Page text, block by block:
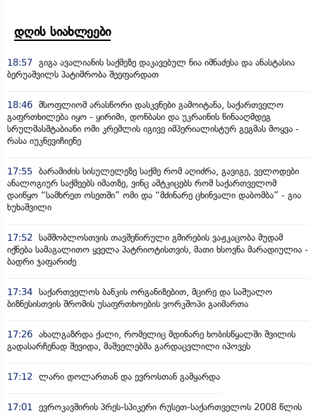
დღის სიახლეები
18:57 გიგა ავალიანის საქმეზე დაკავებულ ნია იმნაძესა და ანასტასია
ბერუაშვილს პატიმრობა შეეფარდათ
18:46 მსოფლიომ არასწორი დასკვნები გამოიტანა, საქართველო
გაფრთხილება იყო - ყირიმი, დონბასი და უკრაინის წინააღმდეგ
სრულმასშტაბიანი ომი კრემლის იგივე იმპერიალისტურ გეგმას მოყვა -
რასა იუკნევიჩიენე
17:55 ბარამიძის სისულელეზე საქმე რომ აღიძრა, გავიგე, ველოდები
ანალოგიურ საქმეებს იმათზე, ვინც ამტკიცებს რომ საქართველომ
დაიწყო “სამხრეთ ოსეთში” ომი და “მძინარე ცხინვალი დაბომბა” - გია
ხუხაშვილი
17:52
სამშობლოსთვის თავშეწირული გმირების ვაჟკაცობა მუდამ
იქნება სამაგალითო ყველა პატრიოტისთვის, მათი ხსოვნა მარადიულია -
ბადრი ჯაფარიძე
17:34 საქართველოს ბანკის ორგანიზებით, მცირე და საშუალო
ბიზნესისთვის შრომის უსაფრთხოების ვორკშოპი გაიმართა
17:26 ახალგაზრდა ქალი, რომელიც მდინარე ხობისწყალში შვილის
გადასარჩენად შევიდა, მაშველებმა გარდაცვლილი იპოვეს
17:12 ლარი დოლართან და ევროსთან გამყარდა
17:01
ევროკავშირის პრეს-სპიკერი რუსეთ-საქართველოს 2008 წლის